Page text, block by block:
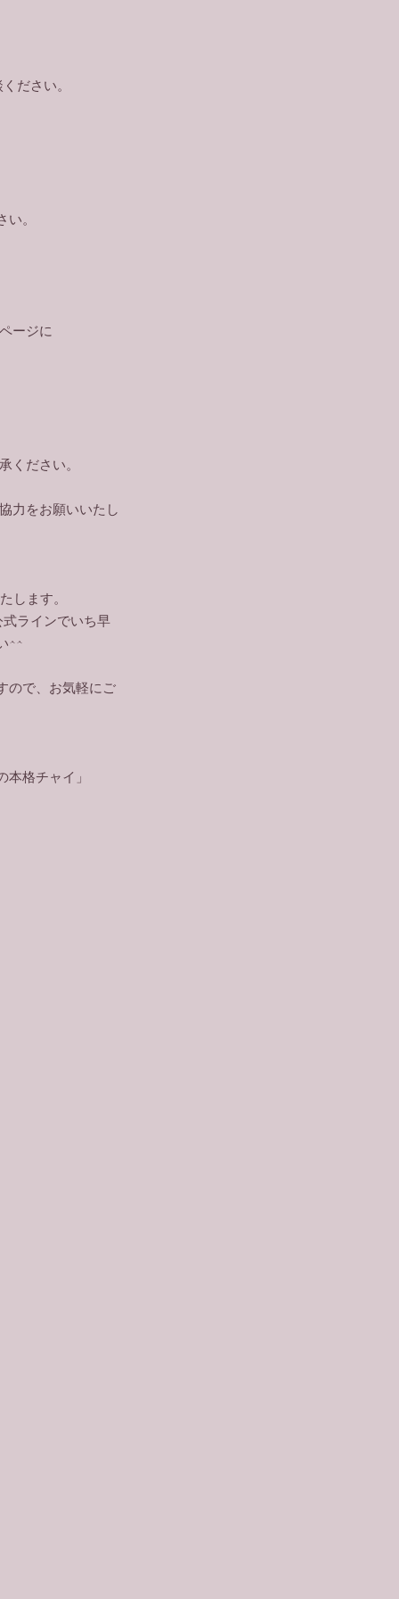
ださい。
。
ージに
ください。
力をお願いいたし
します。
ラインでいち早
^^
ので、お気軽にご
格チャイ」